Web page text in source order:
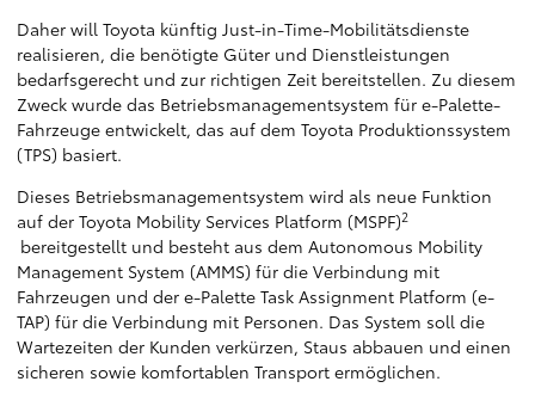
Daher will Toyota künftig Just-in-Time-Mobilitätsdienste
realisieren, die benötigte Güter und Dienstleistungen
bedarfsgerecht und zur richtigen Zeit bereitstellen. Zu diesem
Zweck wurde das Betriebsmanagementsystem für e-Palette-
Fahrzeuge entwickelt, das auf dem Toyota Produktionssystem
(TPS) basiert.
Dieses Betriebsmanagementsystem wird als neue Funktion
auf der Toyota Mobility Services Platform (MSPF)2
bereitgestellt und besteht aus dem Autonomous Mobility
Management System (AMMS) für die Verbindung mit
Fahrzeugen und der e-Palette Task Assignment Platform (e-
TAP) für die Verbindung mit Personen. Das System soll die
Wartezeiten der Kunden verkürzen, Staus abbauen und einen
sicheren sowie komfortablen Transport ermöglichen.